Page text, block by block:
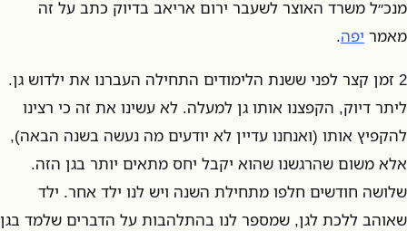
מנכ״ל משרד האוצר לשעבר ירום אריאב בדיוק כתב על זה
מאמר יפה.
2 זמן קצר לפני ששנת הלימודים התחילה העברנו את ילדוש גן.
ליתר דיוק, הקפצנו אותו גן למעלה. לא עשינו את זה כי רצינו
להקפיץ אותו (ואנחנו עדיין לא יודעים מה נעשה בשנה הבאה),
אלא משום שהרגשנו שהוא יקבל יחס מתאים יותר בגן הזה.
שלושה חודשים חלפו מתחילת השנה ויש לנו ילד אחר. ילד
שאוהב ללכת לגן, שמספר לנו בהתלהבות על הדברים שלמד בגן